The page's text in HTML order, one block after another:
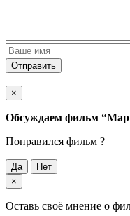
Отправить
×
Обсуждаем фильм
Понравился фильм ?
Да
Нет
×
Оставь своё мнение о